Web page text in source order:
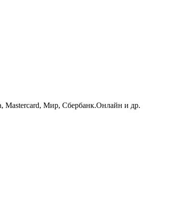
Mastercard, Мир, Сбербанк.Онлайн и др.